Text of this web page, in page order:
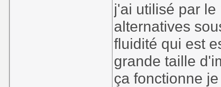
j'ai utilisé par
alternatives
fluidité qui est
grande taille
ça fonctionne